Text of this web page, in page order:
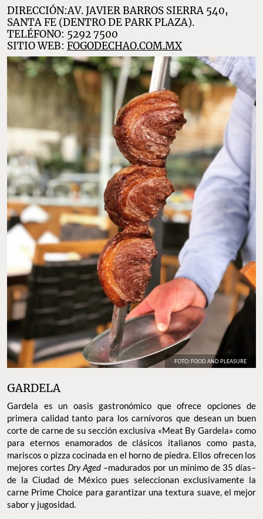
DIRECCIÓN:AV. JAVIER BARROS SIERRA 540,
SANTA FE (DENTRO DE PARK PLAZA).
TELÉFONO: 5292 7500
SITIO WEB: FOGODECHAO.COM.MX
FOTO: FOOD AND PLEASURE
GARDELA
Gardela es un oasis gastronómico que ofrece opciones de
primera calidad tanto para los carnívoros que desean un buen
corte de carne de su sección exclusiva «Meat By Gardela» como
para eternos enamorados de clásicos italianos como pasta,
mariscos o pizza cocinada en el horno de piedra. Ellos ofrecen los
mejores cortes Dry Aged –madurados por un mínimo de 35 días–
de la Ciudad de México pues seleccionan exclusivamente la
carne Prime Choice para garantizar una textura suave, el mejor
sabor y jugosidad.